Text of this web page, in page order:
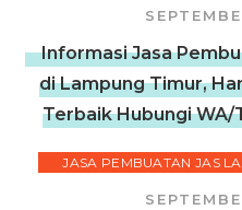
Informasi Jasa
di Lampung Timur,
Terbaik Hubungi WA/
JASA PEMBUATAN JAS